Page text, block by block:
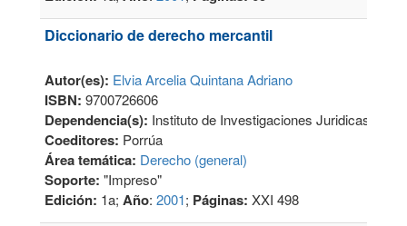
Diccionario de derecho mercantil
Autor(es): Elvia Arcelia Quintana Adriano
ISBN:9700726606
Dependencia(s): Instituto de Investigaciones Juridicas
Coeditores: Porrúa
Área temática: Derecho (general)
Soporte: "Impreso"
Edición: 1a; Año:2001; Páginas:XXI 498